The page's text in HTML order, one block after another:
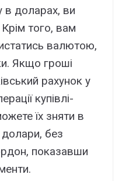
в доларах, ви
того, вам
валютою,
Якщо гроші
рахунок у
купівлі-
їх зняти в
долари, без
показавши